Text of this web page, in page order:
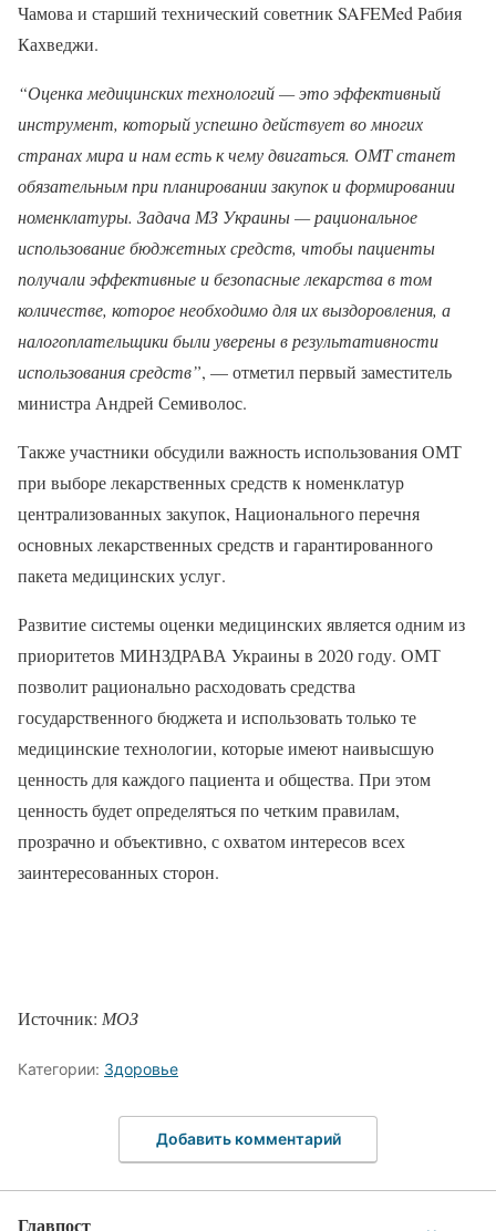
Чамова и старший технический советник SAFEMed Рабия
Кахведжи.
“Оценка медицинских технологий — это эффективный
инструмент, который успешно действует во многих
странах мира и нам есть к чему двигаться. ОМТ станет
обязательным при планировании закупок и формировании
номенклатуры. Задача МЗ Украины — рациональное
использование бюджетных средств, чтобы пациенты
получали эффективные и безопасные лекарства в том
количестве, которое необходимо для их выздоровления, а
налогоплательщики были уверены в результативности
использования средств”, — отметил первый заместитель
министра Андрей Семиволос.
Также участники обсудили важность использования ОМТ
при выборе лекарственных средств к номенклатур
централизованных закупок, Национального перечня
основных лекарственных средств и гарантированного
пакета медицинских услуг.
Развитие системы оценки медицинских является одним из
приоритетов МИНЗДРАВА Украины в 2020 году. ОМТ
позволит рационально расходовать средства
государственного бюджета и использовать только те
медицинские технологии, которые имеют наивысшую
ценность для каждого пациента и общества. При этом
ценность будет определяться по четким правилам,
прозрачно и объективно, с охватом интересов всех
заинтересованных сторон.
Источник: МОЗ
Категории: Здоровье
Добавить комментарий
Главпост